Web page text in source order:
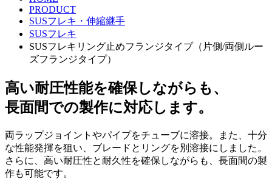
PRODUCT
SUSフレキ・伸縮継手
SUSフレキ
SUSフレキリング止めフランジタイプ（片側/両側ルー
ズフランジタイプ）
高い耐圧性能を確保しながらも、
長面間での製作に対応します。
両ラップジョイントやパイプをチューブに溶接。また、十分
な性能発揮を狙い、ブレードとリングを別溶接にしました。
さらに、高い耐圧性と耐久性を確保しながらも、長面間の製
作も可能です。